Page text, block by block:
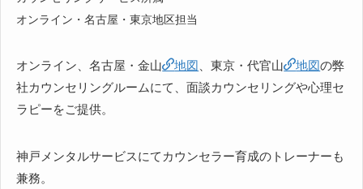
オンライン・名古屋・東京地区担当
オンライン、名古屋・金山 地図 、東京・代官山 地図の弊
社カウンセリングルームにて、面談カウンセリングや心理セ
ラピーをご提供。
神戸メンタルサービスにてカウンセラー育成のトレーナーも
兼務。